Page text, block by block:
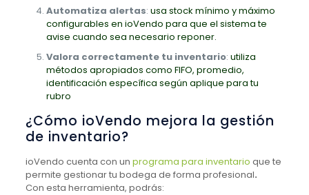
Automatiza alertas: usa stock mínimo y máximo
configurables en ioVendo para que el sistema te
avise cuando sea necesario reponer.
Valora correctamente tu inventario: utiliza
métodos apropiados como FIFO, promedio,
identificación específica según aplique para tu
rubro
¿Cómo ioVendo mejora la gestión
de inventario?
ioVendo cuenta con un programa para inventario que te
permite gestionar tu bodega de forma profesional.
Con esta herramienta, podrás: